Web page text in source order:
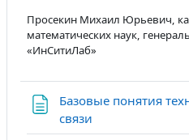
Просекин Михаил Юрьевич,
математических наук,
«ИнСитиЛаб»
Базовые понятия
связи